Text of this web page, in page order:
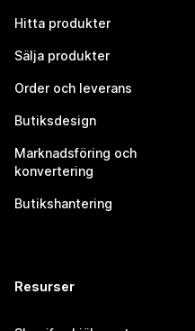
Hitta produkter
Sälja produkter
Order och leverans
Butiksdesign
Marknadsföring och
konvertering
Butikshantering
Resurser